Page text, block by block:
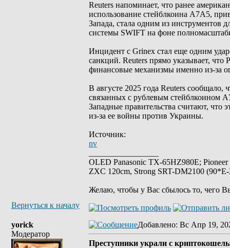
Reuters напоминает, что ранее
использование стейблкоина A7A5,
Запада, стала одним из инструментов
системы SWIFT на фоне
Инцидент с Grinex стал еще одним
санкций. Reuters прямо указывает, что
финансовые механизмы именно из-за
В августе 2025 года Reuters
связанных с рублевым стейблкоином
Западные правительства считают, что
из-за ее войны против Украины.
Источник:
nv
OLED Panasonic TX-65HZ980E;
ZXC 120cm, Strong SRT-DM2100
Желаю, чтобы у Вас сбылось то, чего
Вернуться к началу
yorick
Модератор
Добавлено: Вс Апр 19,
Преступники украли с